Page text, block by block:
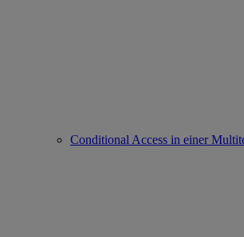
Conditional Access in einer